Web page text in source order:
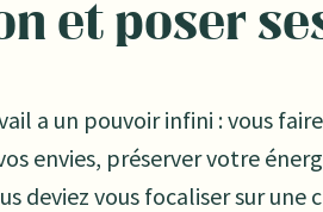
et poser
a un pouvoir infini : vous
envies, préserver votre
deviez vous focaliser sur une